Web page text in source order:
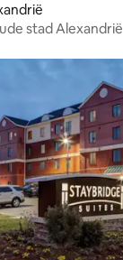
stad Alexandrië